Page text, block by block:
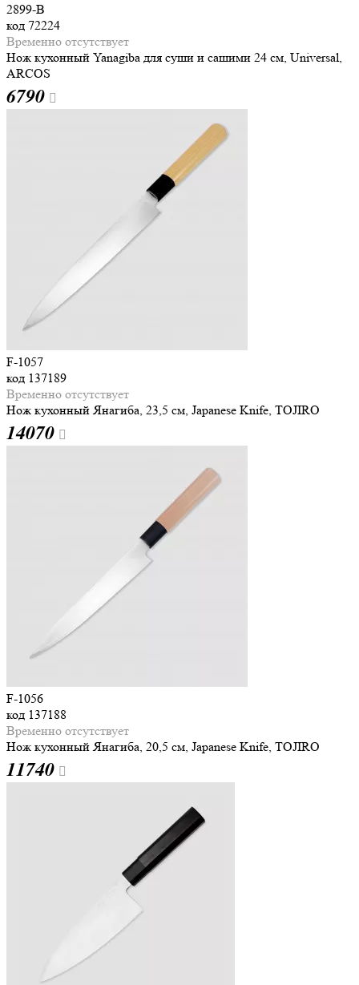
2899-B
код 72224
Временно отсутствует
Нож кухонный Yanagiba для суши и сашими 24 см, Universal,
ARCOS
6790
F-1057
код 137189
Временно отсутствует
Нож кухонный Янагиба, 23,5 см, Japanese Knife, TOJIRO
14070
F-1056
код 137188
Временно отсутствует
Нож кухонный Янагиба, 20,5 см, Japanese Knife, TOJIRO
11740